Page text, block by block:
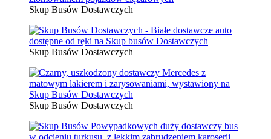
Skup Busów Dostawczych
Skup Busów Dostawczych
Skup Busów Dostawczych